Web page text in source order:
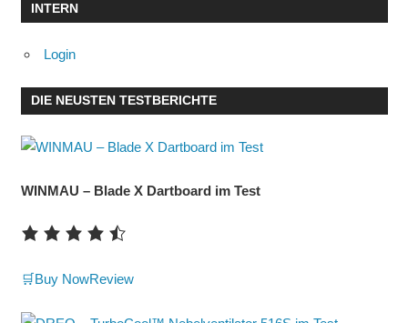
INTERN
Login
DIE NEUSTEN TESTBERICHTE
WINMAU – Blade X Dartboard im Test
🛒Buy NowReview